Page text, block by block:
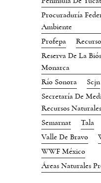
Procuraduría
Ambiente
Profepa
Reserva De La
Monarca
Río Sonora
Scjn
Secretaría De
Recursos Naturales
Semarnat
Tala
Valle De Bravo
WWF México
Áreas Naturales